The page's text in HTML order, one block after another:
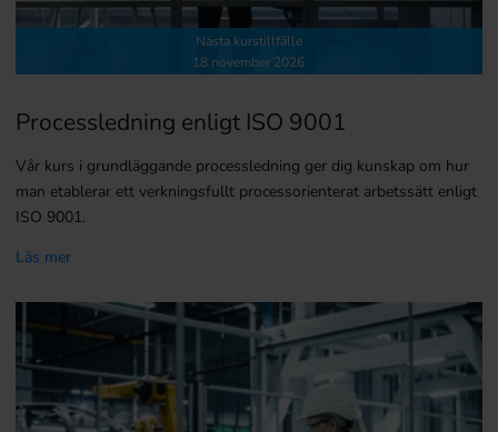
Nästa kurstillfälle
18 november 2026
Processledning enligt ISO 9001
Vår kurs i grundläggande processledning ger dig kunskap om hur
man etablerar ett verkningsfullt processorienterat arbetssätt enligt
ISO 9001.
Läs mer